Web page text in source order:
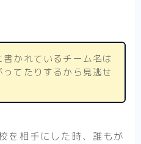
書かれているチーム名は
ってたりするから見逃せ
を相手にした時、誰もが